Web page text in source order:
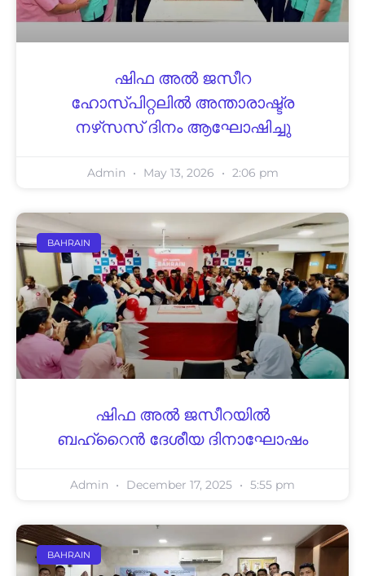
ഷിഫ അല്‍ ജസീറ
ഹോസ്പിറ്റലില്‍ അന്താരാഷ്ട്ര
നഴ്‌സസ് ദിനം ആഘോഷിച്ചു
Admin May 13, 2026 2:06 pm
BAHRAIN
ഷിഫ അല്‍ ജസീറയില്‍
ബഹ്റൈന്‍ ദേശീയ ദിനാഘോഷം
Admin December 17, 2025 5:55 pm
BAHRAIN